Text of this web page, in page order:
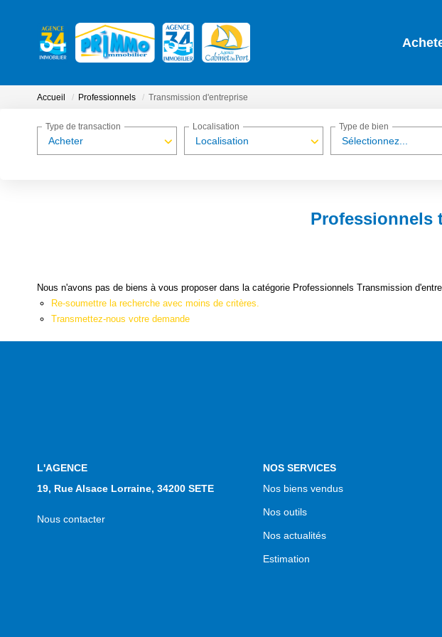
Accueil Professionnels Transmission d'entreprise
Acheter
Type de transaction
Localisation
Localisation
Sélectionnez...
Type de bien
Professionnels
Nous n'avons pas de biens à vous proposer dans la catégorie Professionnels Transmission
Re-soumettre la recherche avec moins de critères.
Transmettez-nous votre demande
L'AGENCE
19, Rue Alsace Lorraine, 34200 SETE
Nous contacter
NOS SERVICES
Nos biens vendus
Nos outils
Nos actualités
Estimation